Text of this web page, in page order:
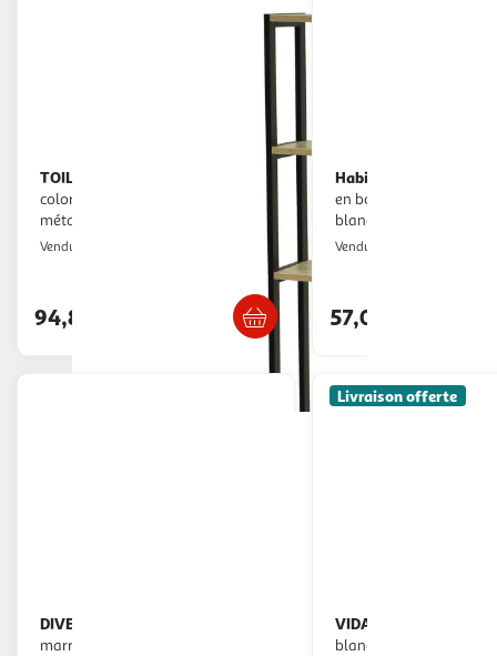
TOILINUX
colorado 5 niveaux en mdf et
métal - beige et noir
Vendu par
Livr. ou retrait dès 5/6 jours
94,89€
Habitat et Jardin
en bois luksa - 60 x 60 x 90 cm -
blanc
Vendu par
57,00€
DIVERS
marron et banc
Livraison offerte
VIDAXL
blanc